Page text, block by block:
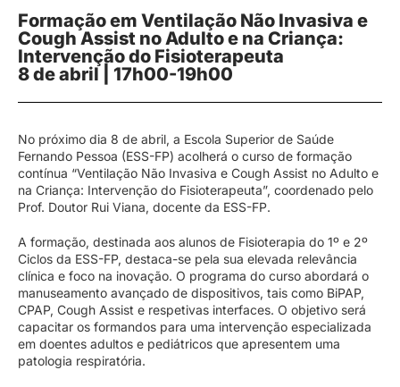
Formação em Ventilação Não Invasiva e
Cough Assist no Adulto e na Criança:
Intervenção do Fisioterapeuta
8 de abril | 17h00-19h00
No próximo dia 8 de abril, a Escola Superior de Saúde
Fernando Pessoa (ESS-FP) acolherá o curso de formação
contínua “Ventilação Não Invasiva e Cough Assist no Adulto e
na Criança: Intervenção do Fisioterapeuta”, coordenado pelo
Prof. Doutor Rui Viana, docente da ESS-FP.
A formação, destinada aos alunos de Fisioterapia do 1º e 2º
Ciclos da ESS-FP, destaca-se pela sua elevada relevância
clínica e foco na inovação. O programa do curso abordará o
manuseamento avançado de dispositivos, tais como BiPAP,
CPAP, Cough Assist e respetivas interfaces. O objetivo será
capacitar os formandos para uma intervenção especializada
em doentes adultos e pediátricos que apresentem uma
patologia respiratória.